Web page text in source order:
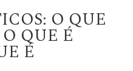
O QUE
QUE É
É